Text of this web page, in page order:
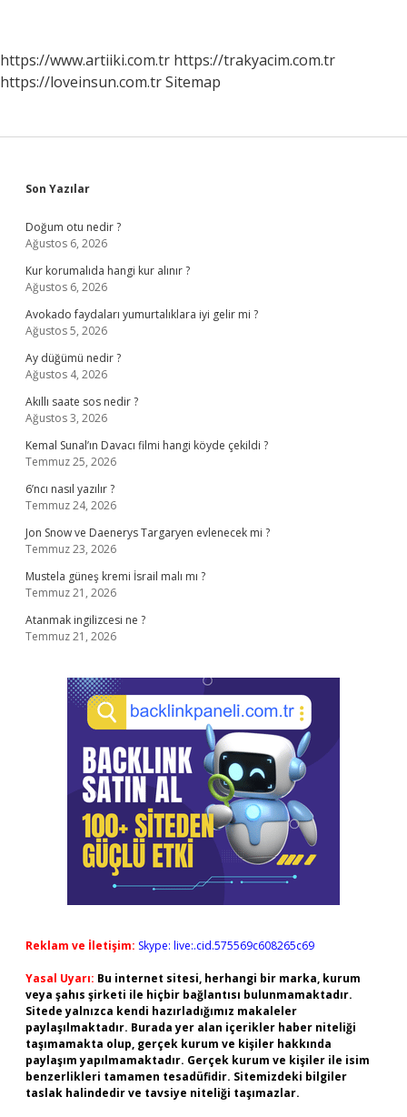
https://www.artiiki.com.tr https://trakyacim.com.tr
https://loveinsun.com.trSitemap
Sidebar
Son Yazılar
Doğum otu nedir ?
Ağustos 6, 2026
Kur korumalıda hangi kur alınır ?
Ağustos 6, 2026
Avokado faydaları yumurtalıklara iyi gelir mi ?
Ağustos 5, 2026
Ay düğümü nedir ?
Ağustos 4, 2026
Akıllı saate sos nedir ?
Ağustos 3, 2026
Kemal Sunal’ın Davacı filmi hangi köyde çekildi ?
Temmuz 25, 2026
6’ncı nasıl yazılır ?
Temmuz 24, 2026
Jon Snow ve Daenerys Targaryen evlenecek mi ?
Temmuz 23, 2026
Mustela güneş kremi İsrail malı mı ?
Temmuz 21, 2026
Atanmak ingilizcesi ne ?
Temmuz 21, 2026
Reklam ve İletişim: Skype: live:.cid.575569c608265c69
Yasal Uyarı: Bu internet sitesi, herhangi bir marka, kurum
veya şahıs şirketi ile hiçbir bağlantısı bulunmamaktadır.
Sitede yalnızca kendi hazırladığımız makaleler
paylaşılmaktadır. Burada yer alan içerikler haber niteliği
taşımamakta olup, gerçek kurum ve kişiler hakkında
paylaşım yapılmamaktadır. Gerçek kurum ve kişiler ile isim
benzerlikleri tamamen tesadüfidir. Sitemizdeki bilgiler
taslak halindedir ve tavsiye niteliği taşımazlar.